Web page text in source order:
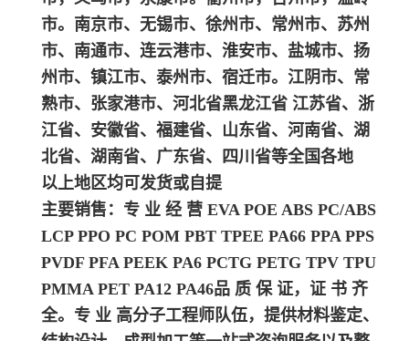
市。南京市、无锡市、徐州市、常州市、苏州
市、南通市、连云港市、淮安市、盐城市、扬
州市、镇江市、泰州市、宿迁市。江阴市、常
熟市、张家港市、河北省黑龙江省 江苏省、浙
江省、安徽省、福建省、山东省、河南省、湖
北省、湖南省、广东省、四川省等全国各地
以上地区均可发货或自提
主要销售：专 业 经 营 EVA POE ABS PC/ABS
LCP PPO PC POM PBT TPEE PA66 PPA PPS
PVDF PFA PEEK PA6 PCTG PETG TPV TPU
PMMA PET PA12 PA46品 质 保 证，证 书 齐
全。专 业 高分子工程师队伍，提供材料鉴定、